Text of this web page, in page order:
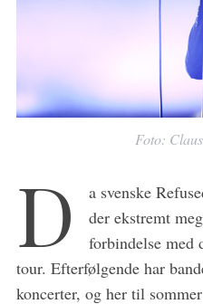
Foto:
D
a svenske
der ekstremt
forbindelse med
tour. Efterfølgende har
koncerter, og her til
S
e
h
f
o
r
: